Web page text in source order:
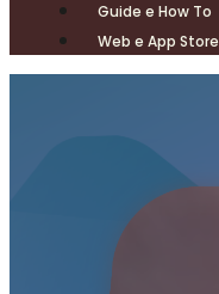
Guide e How To
Web e App Store